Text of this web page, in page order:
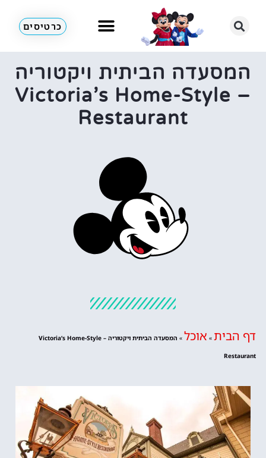
כרטיסים
המסעדה הביתית ויקטוריה
– Victoria’s Home-Style
Restaurant
דף הבית » אוכל » המסעדה הביתית ויקטוריה – Victoria’s Home-Style
Restaurant